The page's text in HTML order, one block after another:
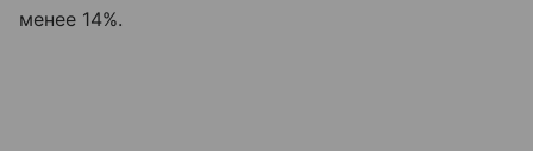
менее 14%.